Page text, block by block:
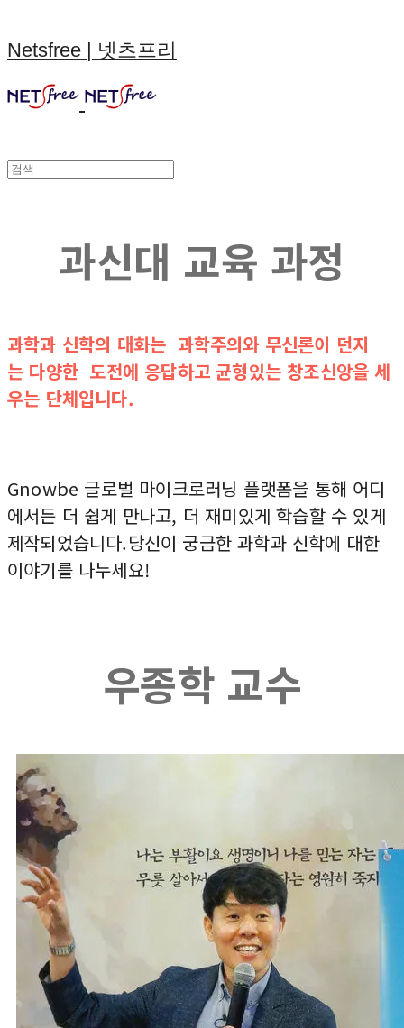
Netsfree | 넷츠프리
과신대 교육 과정
과학과 신학의 대화는 과학주의와 무신론이 던지
는 다양한 도전에 응답하고 균형있는 창조신앙을 세
우는 단체입니다.
Gnowbe 글로벌 마이크로러닝 플랫폼을 통해 어디
에서든 더 쉽게 만나고, 더 재미있게 학습할 수 있게
제작되었습니다.당신이 궁금한 과학과 신학에 대한
이야기를 나누세요!
우종학 교수